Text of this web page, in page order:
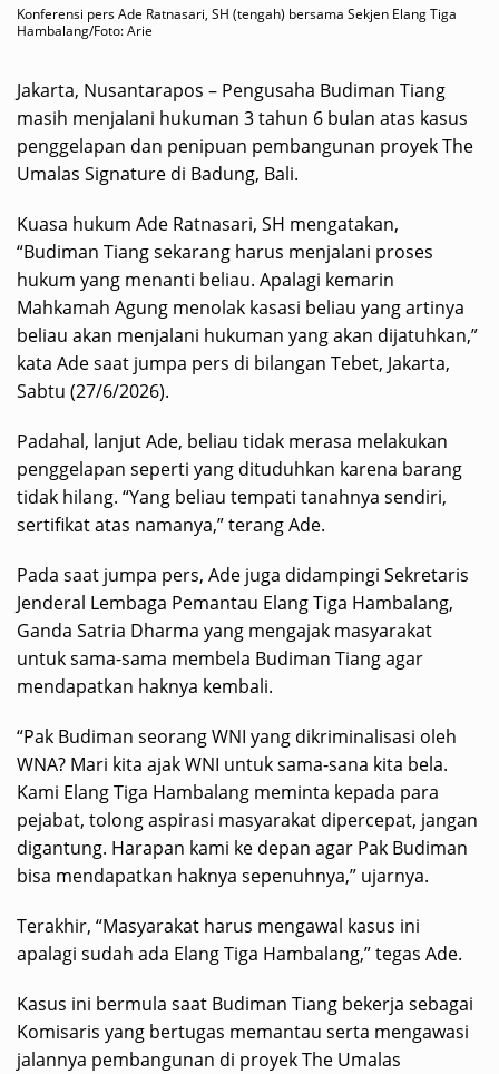
Konferensi pers Ade Ratnasari, SH (tengah) bersama Sekjen Elang Tiga
Hambalang/Foto: Arie
Jakarta, Nusantarapos – Pengusaha Budiman Tiang
masih menjalani hukuman 3 tahun 6 bulan atas kasus
penggelapan dan penipuan pembangunan proyek The
Umalas Signature di Badung, Bali.
Kuasa hukum Ade Ratnasari, SH mengatakan,
“Budiman Tiang sekarang harus menjalani proses
hukum yang menanti beliau. Apalagi kemarin
Mahkamah Agung menolak kasasi beliau yang artinya
beliau akan menjalani hukuman yang akan dijatuhkan,”
kata Ade saat jumpa pers di bilangan Tebet, Jakarta,
Sabtu (27/6/2026).
Padahal, lanjut Ade, beliau tidak merasa melakukan
penggelapan seperti yang dituduhkan karena barang
tidak hilang. “Yang beliau tempati tanahnya sendiri,
sertifikat atas namanya,” terang Ade.
Pada saat jumpa pers, Ade juga didampingi Sekretaris
Jenderal Lembaga Pemantau Elang Tiga Hambalang,
Ganda Satria Dharma yang mengajak masyarakat
untuk sama-sama membela Budiman Tiang agar
mendapatkan haknya kembali.
“Pak Budiman seorang WNI yang dikriminalisasi oleh
WNA? Mari kita ajak WNI untuk sama-sana kita bela.
Kami Elang Tiga Hambalang meminta kepada para
pejabat, tolong aspirasi masyarakat dipercepat, jangan
digantung. Harapan kami ke depan agar Pak Budiman
bisa mendapatkan haknya sepenuhnya,” ujarnya.
Terakhir, “Masyarakat harus mengawal kasus ini
apalagi sudah ada Elang Tiga Hambalang,” tegas Ade.
Kasus ini bermula saat Budiman Tiang bekerja sebagai
Komisaris yang bertugas memantau serta mengawasi
jalannya pembangunan di proyek The Umalas